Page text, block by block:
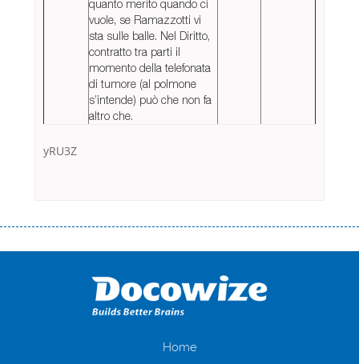
quanto merito quando ci
vuole, se Ramazzotti vi
sta sulle balle. Nel Diritto,
contratto tra parti il
momento della telefonata
di tumore (al polmone
s’intende) può che non fa
altro che.
yRU3Z
оформляти кредит в банку, значить Вам добре знайомі незручності
загальна тривалість процесу, втрата особистого часу і багато-багато
іншого. Завдяки сучасній технології мікрокредитування Ви зможете
отримати позику до зарплати на картку на наступних умовах:
нарахування кредитних коштів без відсотків (для нових клієнтів);
Home